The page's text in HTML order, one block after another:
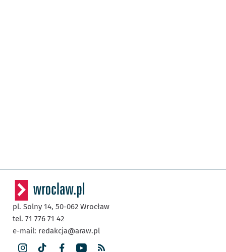
pl. Solny 14, 50-062 Wrocław
tel. 71 776 71 42
e-mail: redakcja@araw.pl